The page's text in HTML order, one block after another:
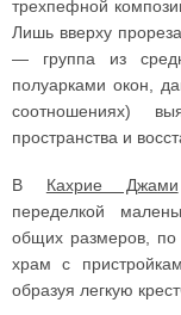
трехпефной
Лишь вверху
— группа из
полуарками окон,
соотношениях)
пространства и
В Кахрие Джами
переделкой
общих размеров, по
храм с
образуя легкую